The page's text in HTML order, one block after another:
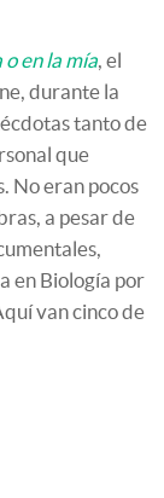
o en la mía, el
durante la
tanto de
que
No eran pocos
a pesar de
en Biología por
van cinco de